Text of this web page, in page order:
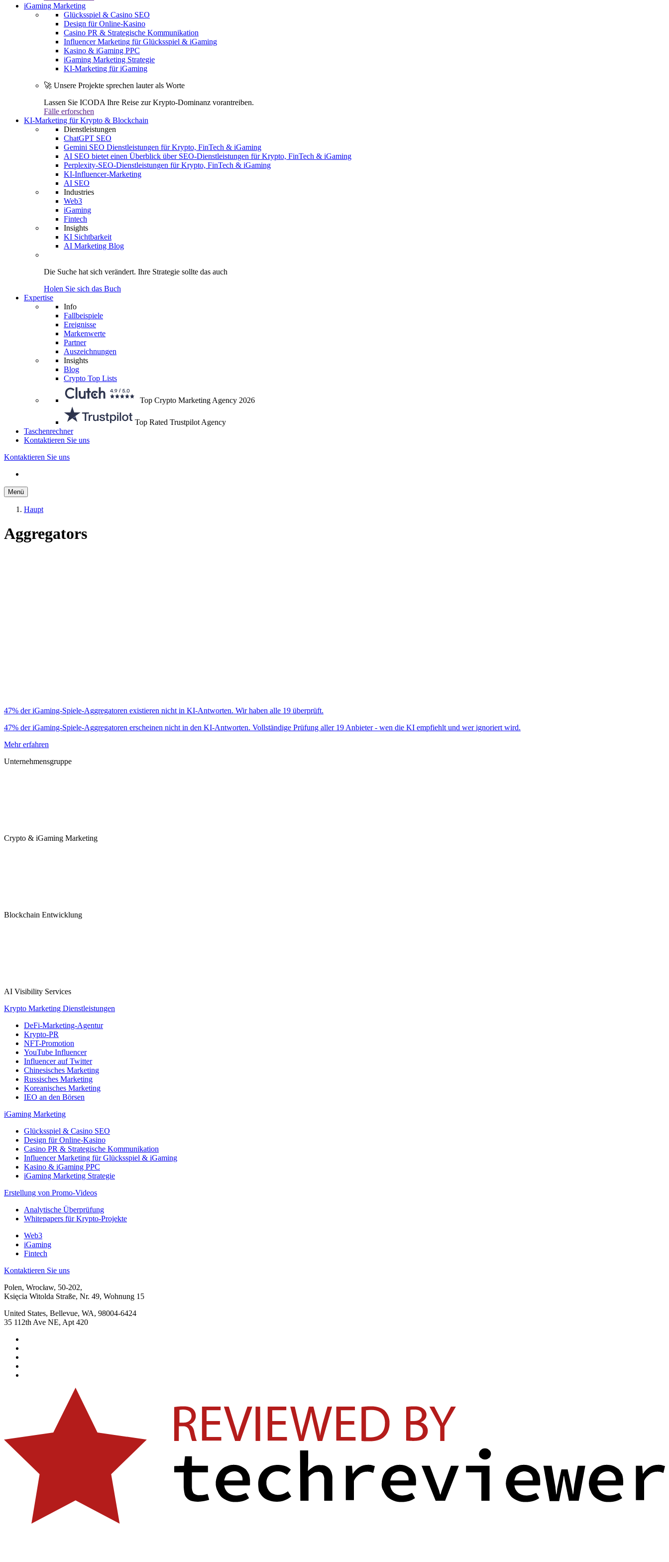
iGaming Marketing
Glücksspiel & Casino SEO
Design für Online-Kasino
Casino PR & Strategische Kommunikation
Influencer Marketing für Glücksspiel & iGaming
Kasino & iGaming PPC
iGaming Marketing Strategie
KI-Marketing für iGaming
🚀 Unsere Projekte sprechen lauter als Worte
Lassen Sie ICODA Ihre Reise zur Krypto-Dominanz vorantreiben.
Fälle erforschen
KI-Marketing für Krypto & Blockchain
Dienstleistungen
ChatGPT SEO
Gemini SEO Dienstleistungen für Krypto, FinTech & iGaming
AI SEO bietet einen Überblick über SEO-Dienstleistungen für Krypto, FinTech & iGaming
Perplexity-SEO-Dienstleistungen für Krypto, FinTech & iGaming
KI-Influencer-Marketing
AI SEO
Industries
Web3
iGaming
Fintech
Insights
KI Sichtbarkeit
AI Marketing Blog
Die Suche hat sich verändert. Ihre Strategie sollte das auch
Holen Sie sich das Buch
Expertise
Info
Fallbeispiele
Ereignisse
Markenwerte
Partner
Auszeichnungen
Insights
Blog
Crypto Top Lists
Top Crypto Marketing Agency 2026
Top Rated Trustpilot Agency
Taschenrechner
Kontaktieren Sie uns
Kontaktieren Sie uns
Menü
Haupt
Aggregators
47% der iGaming-Spiele-Aggregatoren existieren nicht in KI-Antworten. Wir haben alle 19 überprüft.
47% der iGaming-Spiele-Aggregatoren erscheinen nicht in den KI-Antworten. Vollständige Prüfung aller 19 Anbieter - wen die KI empfiehlt und wer ignoriert wird.
Mehr erfahren
Unternehmensgruppe
Crypto & iGaming Marketing
Blockchain Entwicklung
AI Visibility Services
Krypto Marketing Dienstleistungen
DeFi-Marketing-Agentur
Krypto-PR
NFT-Promotion
YouTube Influencer
Influencer auf Twitter
Chinesisches Marketing
Russisches Marketing
Koreanisches Marketing
IEO an den Börsen
iGaming Marketing
Glücksspiel & Casino SEO
Design für Online-Kasino
Casino PR & Strategische Kommunikation
Influencer Marketing für Glücksspiel & iGaming
Kasino & iGaming PPC
iGaming Marketing Strategie
Erstellung von Promo-Videos
Analytische Überprüfung
Whitepapers für Krypto-Projekte
Web3
iGaming
Fintech
Kontaktieren Sie uns
Polen, Wrocław, 50-202,
Księcia Witolda Straße, Nr. 49, Wohnung 15
United States, Bellevue, WA, 98004-6424
35 112th Ave NE, Apt 420